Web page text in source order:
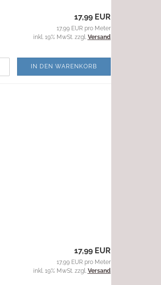
17,99 EUR
17,99 EUR pro Meter
inkl. 19% MwSt. zzgl. Versand
IN DEN WARENKORB
17,99 EUR
17,99 EUR pro Meter
inkl. 19% MwSt. zzgl. Versand